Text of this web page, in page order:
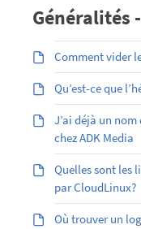
Généralités
Comment vider
Qu’est-ce que
J’ai déjà un
chez ADK Media
Quelles sont les
par CloudLinux?
Où trouver un